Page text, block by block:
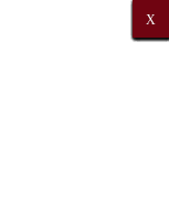
X
X
X
X
X
X
X
X
X
X
X
X
X
X
X
X
X
X
X
X
X